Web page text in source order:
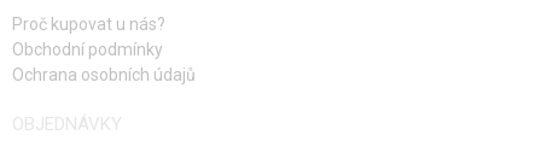
Proč kupovat u nás?
Obchodní podmínky
Ochrana osobních údajů
OBJEDNÁVKY